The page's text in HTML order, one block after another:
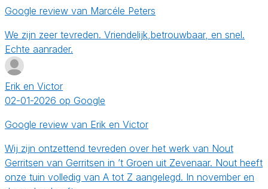
Google review van Marcéle Peters
We zijn zeer tevreden. Vriendelijk,betrouwbaar, en snel.
Echte aanrader.
Erik en Victor
02-01-2026 op Google
Google review van Erik en Victor
Wij zijn ontzettend tevreden over het werk van Nout
Gerritsen van Gerritsen in ’t Groen uit Zevenaar. Nout heeft
onze tuin volledig van A tot Z aangelegd. In november en